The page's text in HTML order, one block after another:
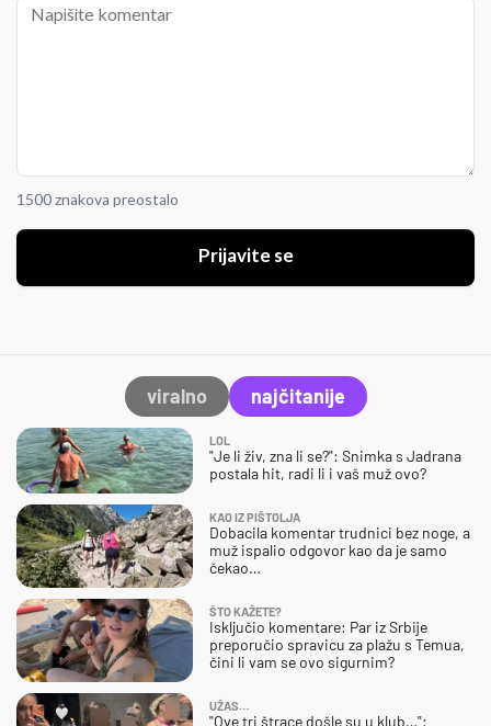
1500 znakova preostalo
Prijavite se
viralno najčitanije
LOL
"Je li živ, zna li se?": Snimka s Jadrana
postala hit, radi li i vaš muž ovo?
KAO IZ PIŠTOLJA
Dobacila komentar trudnici bez noge, a
muž ispalio odgovor kao da je samo
čekao…
ŠTO KAŽETE?
Isključio komentare: Par iz Srbije
preporučio spravicu za plažu s Temua,
čini li vam se ovo sigurnim?
UŽAS…
"Ove tri štrace došle su u klub…":